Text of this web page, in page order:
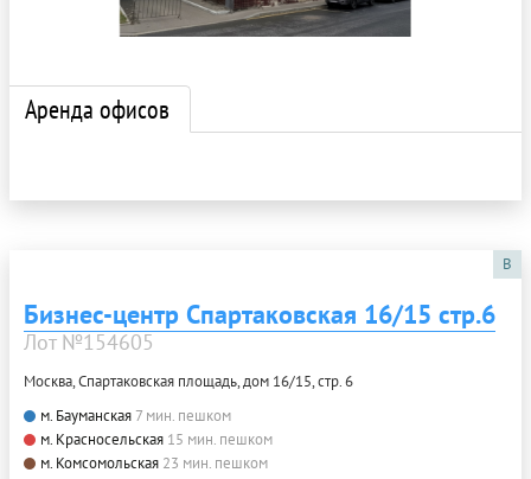
Аренда офисов
B
Бизнес-центр Спартаковская 16/15 стр.6
Лот №154605
Москва, Спартаковская площадь, дом 16/15, стр. 6
м. Бауманская 7 мин. пешком
м. Красносельская 15 мин. пешком
м. Комсомольская 23 мин. пешком